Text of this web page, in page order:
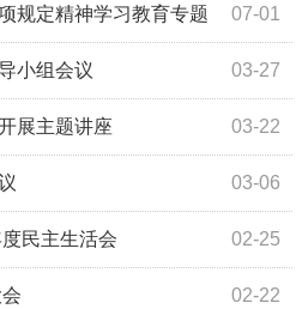
教育培训班在龙南市举行 07-01
规定精神学习教育专题
03-27
小组会议
03-22
展主题讲座
03-06
02-25
民主生活会
02-22